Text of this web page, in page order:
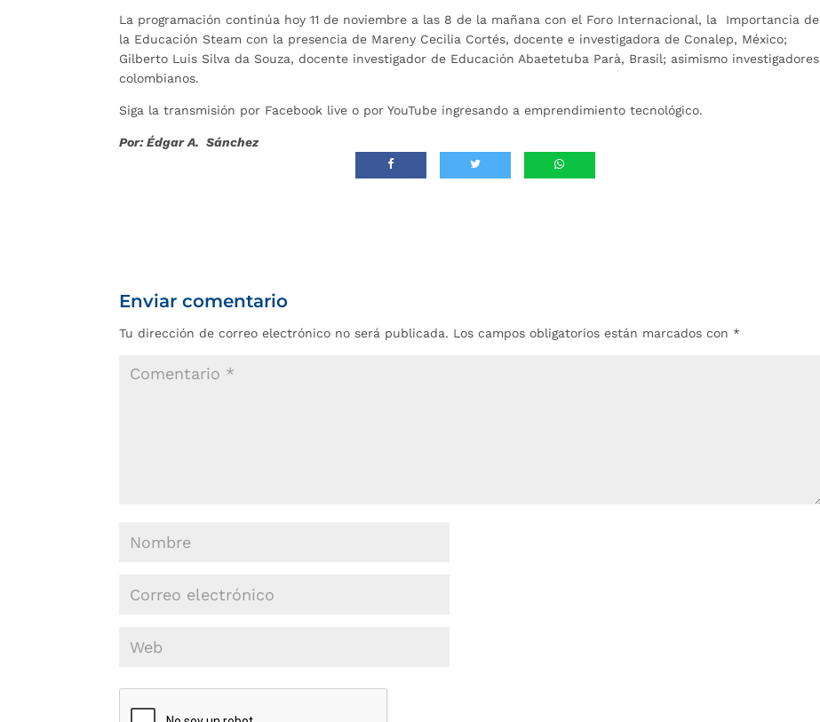
La programación continúa hoy 11 de noviembre a las 8 de la mañana con el Foro Internacional, la Importancia de
la Educación Steam con la presencia de Mareny Cecilia Cortés, docente e investigadora de Conalep, México;
Gilberto Luis Silva da Souza, docente investigador de Educación Abaetetuba Parà, Brasil; asimismo investigadores
colombianos.
Siga la transmisión por Facebook live o por YouTube ingresando a emprendimiento tecnológico.
Por: Édgar A. Sánchez
Enviar comentario
Tu dirección de correo electrónico no será publicada. Los campos obligatorios están marcados con *